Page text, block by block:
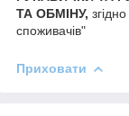
ТА ОБМІНУ,
споживачів"
Приховати